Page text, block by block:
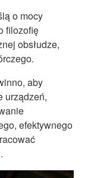
o mocy
filozofię
obsłudze,
aby
urządzeń,
efektywnego